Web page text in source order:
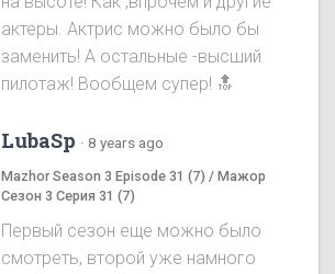
актеры. Актрис можно было бы
заменить! А остальные -высший
пилотаж! Вообщем супер! 🔝
LubaSp · 8 years ago
Mazhor Season 3 Episode 31 (7) / Мажор
Сезон 3 Серия 31 (7)
Первый сезон еще можно было
смотреть, второй уже намного